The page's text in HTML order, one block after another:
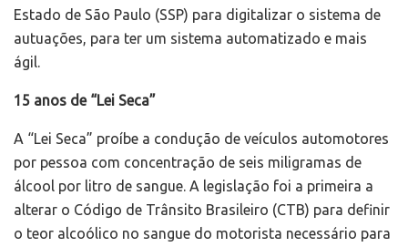
Estado de São Paulo (SSP) para digitalizar o sistema de
autuações, para ter um sistema automatizado e mais
ágil.
15 anos de “Lei Seca”
A “Lei Seca” proíbe a condução de veículos automotores
por pessoa com concentração de seis miligramas de
álcool por litro de sangue. A legislação foi a primeira a
alterar o Código de Trânsito Brasileiro (CTB) para definir
o teor alcoólico no sangue do motorista necessário para